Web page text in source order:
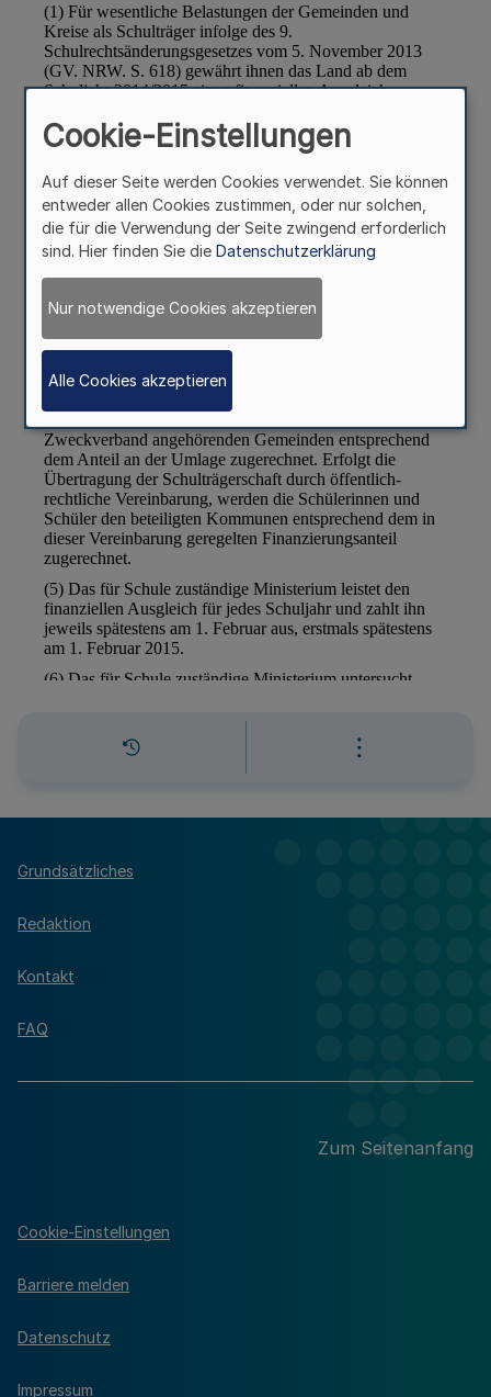
Grundsätzliches
Redaktion
Kontakt
FAQ
Zum Seitenanfang
Cookie-Einstellungen
Barriere melden
Datenschutz
Impressum
Cookie-Einstellungen
Auf dieser Seite werden Cookies verwendet. Sie können
entweder allen Cookies zustimmen, oder nur solchen,
die für die Verwendung der Seite zwingend erforderlich
sind. Hier finden Sie die Datenschutzerklärung
Nur notwendige Cookies akzeptieren
Alle Cookies akzeptieren